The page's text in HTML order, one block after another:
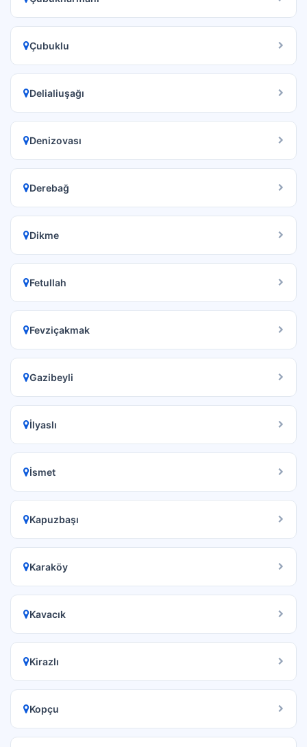
Çubuklu
Delialiuşağı
Denizovası
Derebağ
Dikme
Fetullah
Fevziçakmak
Gazibeyli
İlyaslı
İsmet
Kapuzbaşı
Karaköy
Kavacık
Kirazlı
Kopçu